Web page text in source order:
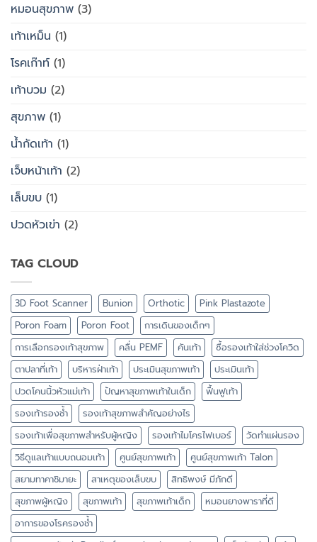
หมอนสุขภาพ (3)
เท้าเหม็น (1)
โรคเก๊าท์ (1)
เท้าบวม (2)
สุขภาพ (1)
น้ำกัดเท้า (1)
เจ็บหน้าเท้า (2)
เล็บขบ (1)
ปวดหัวเข่า (2)
TAG CLOUD
3D Foot Scanner Bunion Orthotic
Pink Plastazote
Poron Foam
Poron Foot
การเดินของเด็กๆ
การเลือกรองเท้าสุขภาพ
คลื่น PEMF คันเท้า
ซื้อรองเท้าใส่ช่วงโควิด
ตาปลาที่เท้า
บริหารฝ่าเท้า ประเมินสุขภาพเท้า
ประเมินเท้า
ปวดโคนนิ้วหัวแม่เท้า
ปัญหาสุขภาพเท้าในเด็ก
ฟื้นฟูเท้า
รองเท้ารองช้ำ
รองเท้าสุขภาพสำคัญอย่างไร
รองเท้าเพื่อสุขภาพสำหรับผู้หญิง
รองเท้าไมโครไฟเบอร์
วัดทำแผ่นรอง
วิธีดูแลเท้าแบบถนอมเท้า
ศูนย์สุขภาพเท้า
ศูนย์สุขภาพเท้า Talon
สยามทาคาชิมายะ
สาเหตุของเล็บขบ
สิทธิพงษ์ มีภักดี
สุขภาพผู้หญิง
สุขภาพเท้า สุขภาพเท้าเด็ก
หมอนยางพาราที่ดี
อาการของโรครองช้ำ